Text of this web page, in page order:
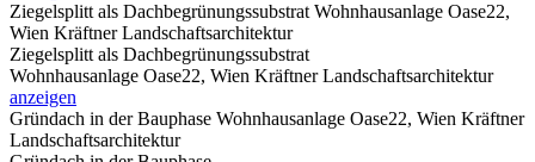
Ziegelsplitt als Dachbegrünungssubstrat Wohnhausanlage Oase22,
Wien Kräftner Landschaftsarchitektur
Ziegelsplitt als Dachbegrünungssubstrat
Wohnhausanlage Oase22, Wien Kräftner Landschaftsarchitektur
anzeigen
Gründach in der Bauphase Wohnhausanlage Oase22, Wien Kräftner
Landschaftsarchitektur